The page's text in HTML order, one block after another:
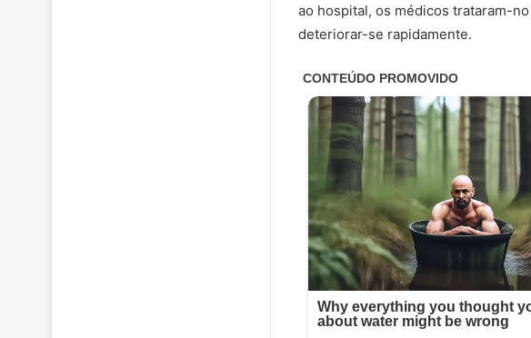
ao hospital, os médicos trataram-
deteriorar-se rapidamente.